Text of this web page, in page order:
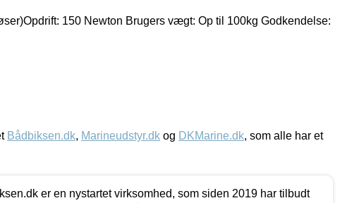
150 Newton Brugers vægt: Op til 100kg Godkendelse:
Bådbiksen.dk, Marineudstyr.dk og DKMarine.dk, som alle har et
er en nystartet virksomhed, som siden 2019 har tilbudt